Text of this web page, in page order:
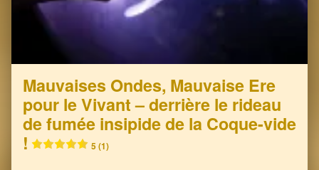
Mauvaises Ondes, Mauvaise Ere
pour le Vivant – derrière le rideau
de fumée insipide de la Coque-vide
!
5 (1)